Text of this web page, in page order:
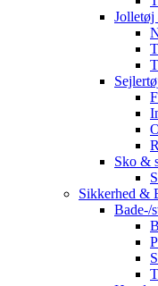
Jolletøj
Sko &
Sikkerhed &
Bade-/